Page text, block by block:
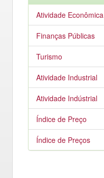
Atividade Econômica
Finanças Públicas
Turismo
Atividade Industrial
Atividade Indústrial
Índice de Preço
Índice de Preços